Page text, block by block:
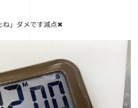
」 ダメです減点✖